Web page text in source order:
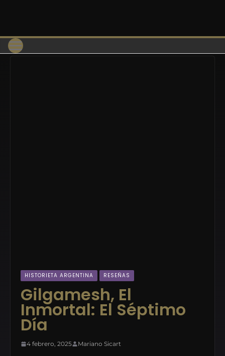
HISTORIETA ARGENTINA RESEÑAS
Gilgamesh, El
Inmortal: El Séptimo
Día
4 febrero, 2025 Mariano Sicart